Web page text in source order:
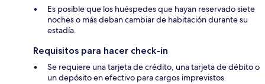
Es posible que los huéspedes que hayan reservado siete
noches o más deban cambiar de habitación durante su
estadía.
Requisitos para hacer check-in
Se requiere una tarjeta de crédito, una tarjeta de débito o
un depósito en efectivo para cargos imprevistos